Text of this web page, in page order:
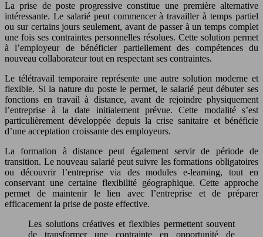
La prise de poste progressive constitue une première alternative
intéressante. Le salarié peut commencer à travailler à temps partiel
ou sur certains jours seulement, avant de passer à un temps complet
une fois ses contraintes personnelles résolues. Cette solution permet
à l’employeur de bénéficier partiellement des compétences du
nouveau collaborateur tout en respectant ses contraintes.
Le télétravail temporaire représente une autre solution moderne et
flexible. Si la nature du poste le permet, le salarié peut débuter ses
fonctions en travail à distance, avant de rejoindre physiquement
l’entreprise à la date initialement prévue. Cette modalité s’est
particulièrement développée depuis la crise sanitaire et bénéficie
d’une acceptation croissante des employeurs.
La formation à distance peut également servir de période de
transition. Le nouveau salarié peut suivre les formations obligatoires
ou découvrir l’entreprise via des modules e-learning, tout en
conservant une certaine flexibilité géographique. Cette approche
permet de maintenir le lien avec l’entreprise et de préparer
efficacement la prise de poste effective.
Les solutions créatives et flexibles permettent souvent
de transformer une contrainte en opportunité de